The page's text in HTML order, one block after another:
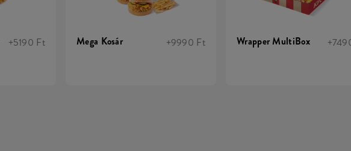
+5190 Ft Mega Kosár +9990 Ft Wrapper MultiBox